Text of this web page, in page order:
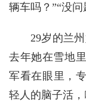
辆车吗？”“没问
29岁的兰
去年她在雪地
军看在眼里，
轻人的脑子活